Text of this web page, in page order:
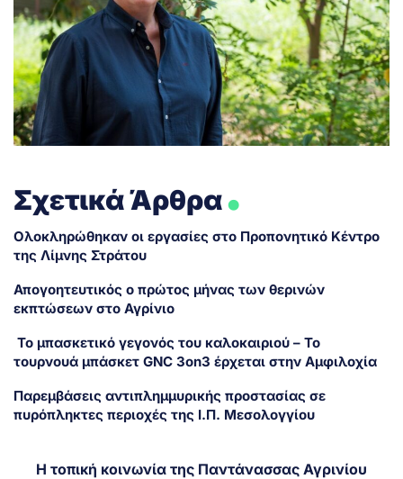
Σχετικά Άρθρα.
Ολοκληρώθηκαν οι εργασίες στο Προπονητικό Κέντρο
της Λίμνης Στράτου
Απογοητευτικός ο πρώτος μήνας των θερινών
εκπτώσεων στο Αγρίνιο
Το μπασκετικό γεγονός του καλοκαιριού – Το
τουρνουά μπάσκετ GNC 3on3 έρχεται στην Αμφιλοχία
Παρεμβάσεις αντιπλημμυρικής προστασίας σε
πυρόπληκτες περιοχές της Ι.Π. Μεσολογγίου
Η τοπική κοινωνία της Παντάνασσας Αγρινίου